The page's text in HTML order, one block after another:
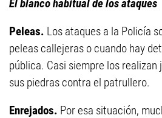
El blanco habitual de los ataques
Peleas. Los ataques a la Policía
peleas callejeras o cuando hay
pública. Casi siempre los realizan
sus piedras contra el patrullero.
Enrejados. Por esa situación,